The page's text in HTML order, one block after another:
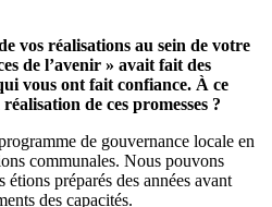
vos réalisations au sein de votre
de l’avenir » avait fait des
vous ont fait confiance. À ce
de ces promesses ?
de gouvernance locale en
communales. Nous pouvons
préparés des années avant
des capacités.